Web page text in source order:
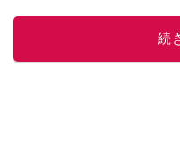
続